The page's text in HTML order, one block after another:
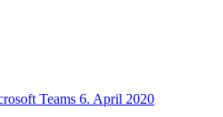
Teams 6. April 2020